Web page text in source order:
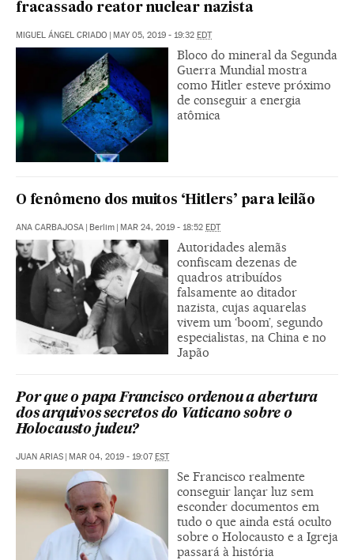
fracassado reator nuclear nazista
MIGUEL ÁNGEL CRIADO | MAY 05, 2019 - 19:32 EDT
Bloco do mineral da Segunda
Guerra Mundial mostra
como Hitler esteve próximo
de conseguir a energia
atômica
O fenômeno dos muitos ‘Hitlers’ para leilão
ANA CARBAJOSA | Berlim | MAR 24, 2019 - 18:52 EDT
Autoridades alemãs
confiscam dezenas de
quadros atribuídos
falsamente ao ditador
nazista, cujas aquarelas
vivem um ‘boom’, segundo
especialistas, na China e no
Japão
Por que o papa Francisco ordenou a abertura
dos arquivos secretos do Vaticano sobre o
Holocausto judeu?
JUAN ARIAS | MAR 04, 2019 - 19:07EST
Se Francisco realmente
conseguir lançar luz sem
esconder documentos em
tudo o que ainda está oculto
sobre o Holocausto e a Igreja
passará à história